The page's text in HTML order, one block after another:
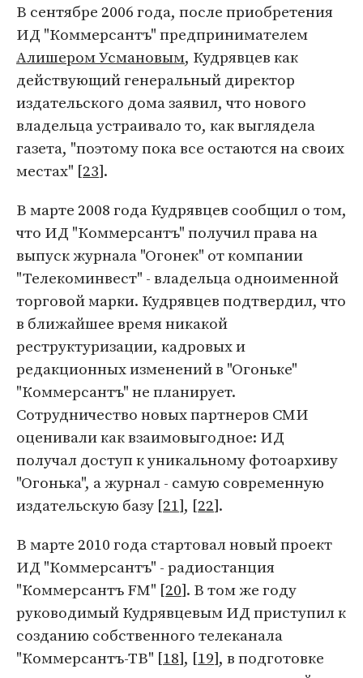
В сентябре 2006 года, после приобретения
ИД "Коммерсантъ" предпринимателем
Алишером Усмановым, Кудрявцев как
действующий генеральный директор
издательского дома заявил, что нового
владельца устраивало то, как выглядела
газета, "поэтому пока все остаются на своих
местах" [23].
В марте 2008 года Кудрявцев сообщил о том,
что ИД "Коммерсантъ" получил права на
выпуск журнала "Огонек" от компании
"Телекоминвест" - владельца одноименной
торговой марки. Кудрявцев подтвердил, что
в ближайшее время никакой
реструктуризации, кадровых и
редакционных изменений в "Огоньке"
"Коммерсантъ" не планирует.
Сотрудничество новых партнеров СМИ
оценивали как взаимовыгодное: ИД
получал доступ к уникальному фотоархиву
"Огонька", а журнал - самую современную
издательскую базу [21], [22].
В марте 2010 года стартовал новый проект
ИД "Коммерсантъ" - радиостанция
"Коммерсантъ FM" [20]. В том же году
руководимый Кудрявцевым ИД приступил к
созданию собственного телеканала
"Коммерсантъ-ТВ" [18], [19], в подготовке